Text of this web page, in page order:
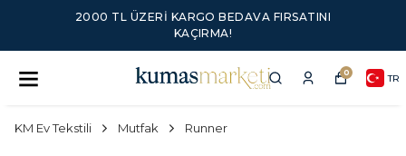
2000 TL ÜZERI KARGO BEDAVA FIRSATINI
KAÇIRMA!
0 TR
KM Ev Tekstili Mutfak Runner